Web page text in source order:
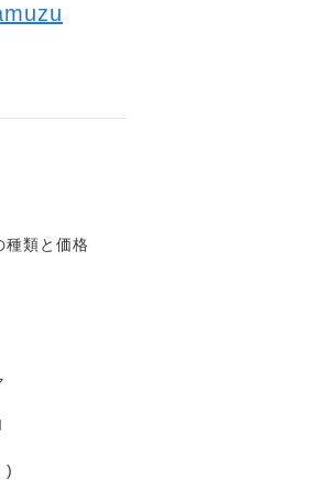
種類と価格
)